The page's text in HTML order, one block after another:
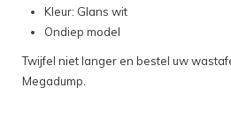
Kleur: Glans wit
Ondiep model
Twijfel niet langer en bestel uw
Megadump.